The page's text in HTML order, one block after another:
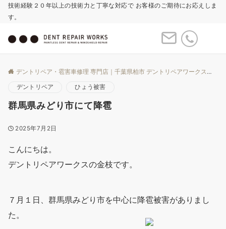
技術経験２０年以上の技術力と丁寧な対応で お客様のご期待にお応えしま
す。
デントリペア・雹害車修理 専門店｜千葉県柏市 デントリペアワークス
デントリペア ひょう被害
群馬県みどり市にて降雹
2025年7月2日
こんにちは。
デントリペアワークスの金枝です。
７月１日、群馬県みどり市を中心に降雹被害がありまし
た。